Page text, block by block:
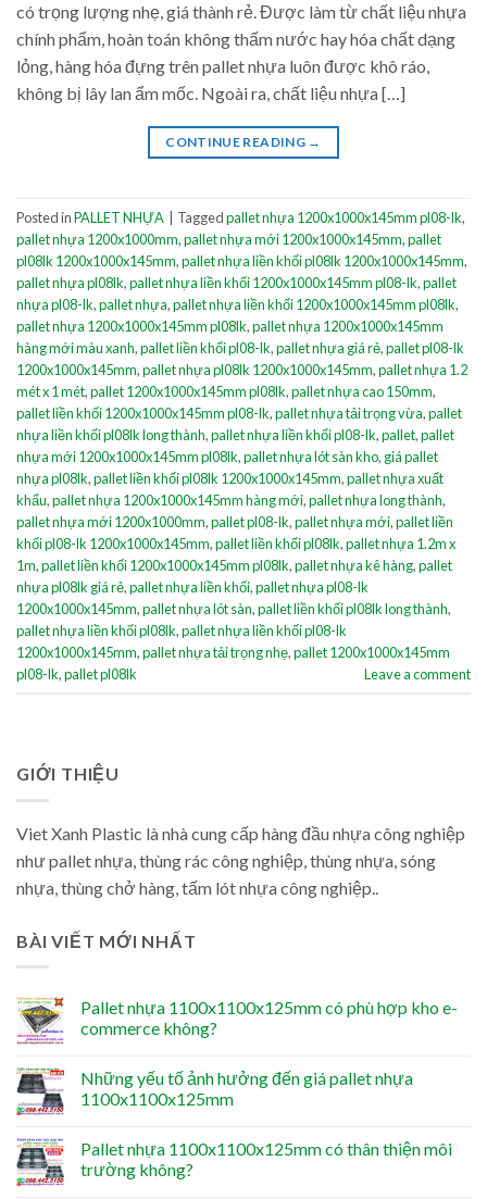
có trọng lượng nhẹ, giá thành rẻ. Được làm từ chất liệu nhựa
chính phẩm, hoàn toán không thấm nước hay hóa chất dạng
lỏng, hàng hóa đựng trên pallet nhựa luôn được khô ráo,
không bị lây lan ẩm mốc. Ngoài ra, chất liệu nhựa […]
CONTINUE READING →
Posted inPALLET NHỰA Taggedpallet nhựa 1200x1000x145mm pl08-lk,
pallet nhựa 1200x1000mm,pallet nhựa mới 1200x1000x145mm,pallet
pl08lk 1200x1000x145mm,pallet nhựa liền khối pl08lk 1200x1000x145mm,
pallet nhựa pl08lk,pallet nhựa liền khối 1200x1000x145mm pl08-lk,pallet
nhựa pl08-lk,pallet nhựa,pallet nhựa liền khối 1200x1000x145mm pl08lk,
pallet nhựa 1200x1000x145mm pl08lk,pallet nhựa 1200x1000x145mm
hàng mới màu xanh,pallet liền khối pl08-lk,pallet nhựa giá rẻ,pallet pl08-lk
1200x1000x145mm,pallet nhựa pl08lk 1200x1000x145mm,pallet nhựa 1.2
mét x 1 mét,pallet 1200x1000x145mm pl08lk,pallet nhựa cao 150mm,
pallet liền khối 1200x1000x145mm pl08-lk,pallet nhựa tải trọng vừa,pallet
nhựa liền khối pl08lk long thành,pallet nhựa liền khối pl08-lk,pallet,pallet
nhựa mới 1200x1000x145mm pl08lk,pallet nhựa lót sàn kho, giá pallet
nhựa pl08lk,pallet liền khối pl08lk 1200x1000x145mm,pallet nhựa xuất
khẩu,pallet nhựa 1200x1000x145mm hàng mới,pallet nhựa long thành,
pallet nhựa mới 1200x1000mm,pallet pl08-lk,pallet nhựa mới,pallet liền
khối pl08-lk 1200x1000x145mm,pallet liền khối pl08lk,pallet nhựa 1.2m x
1m,pallet liền khối 1200x1000x145mm pl08lk,pallet nhựa kê hàng,pallet
nhựa pl08lk giá rẻ,pallet nhựa liền khối,pallet nhựa pl08-lk
1200x1000x145mm,pallet nhựa lót sàn,pallet liền khối pl08lk long thành,
pallet nhựa liền khối pl08lk,pallet nhựa liền khối pl08-lk
1200x1000x145mm,pallet nhựa tải trọng nhẹ,pallet 1200x1000x145mm
pl08-lk,pallet pl08lk Leave a comment
GIỚI THIỆU
Viet Xanh Plastic là nhà cung cấp hàng đầu nhựa công nghiệp
như pallet nhựa, thùng rác công nghiệp, thùng nhựa, sóng
nhựa, thùng chở hàng, tấm lót nhựa công nghiệp..
BÀI VIẾT MỚI NHẤT
Pallet nhựa 1100x1100x125mm có phù hợp kho e-
commerce không?
Những yếu tố ảnh hưởng đến giá pallet nhựa
1100x1100x125mm
Pallet nhựa 1100x1100x125mm có thân thiện môi
trường không?